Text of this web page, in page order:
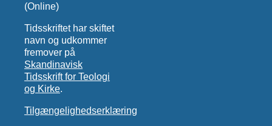
(Online)
Tidsskriftet har skiftet
navn og udkommer
fremover på
Skandinavisk
Tidsskrift for Teologi
og Kirke.
Tilgængelighedserklæring